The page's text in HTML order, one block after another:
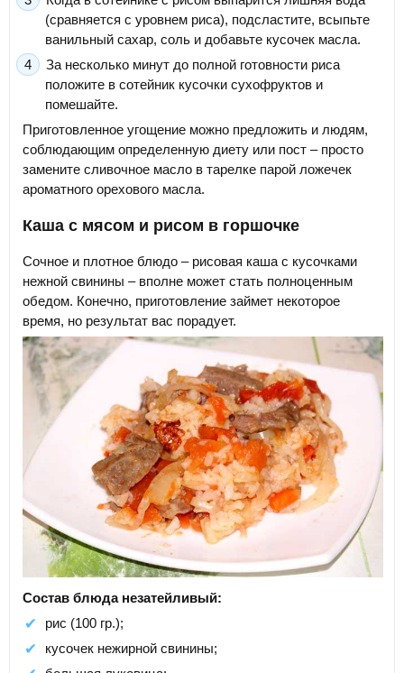
(сравняется с уровнем риса), подсластите, всыпьте
ванильный сахар, соль и добавьте кусочек масла.
За несколько минут до полной готовности риса
положите в сотейник кусочки сухофруктов и
помешайте.
Приготовленное угощение можно предложить и людям,
соблюдающим определенную диету или пост – просто
замените сливочное масло в тарелке парой ложечек
ароматного орехового масла.
Каша с мясом и рисом в горшочке
Сочное и плотное блюдо – рисовая каша с кусочками
нежной свинины – вполне может стать полноценным
обедом. Конечно, приготовление займет некоторое
время, но результат вас порадует.
Состав блюда незатейливый:
рис (100 гр.);
кусочек нежирной свинины;